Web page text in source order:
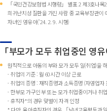
「국민건강보험법 시행령」 별표 2 제3호나
희귀난치성 질환을 가진 사람 중 교육부장관이
자녀인 영유아(’24. 2. 9. 시행)
「부모가 모두 취업중인 영
원칙적으로 아동의 부와 모가 모두 일(취업)을
- 취업의 기준 : 월 60시간 이상 근로
- 취업의 증명 : 재직증명과 소득증명 (자영업자
- 한부모 가구인 부 또는 모가 취업중이거나 취
- 휴직자*의 경우 맞벌이 자격 인정